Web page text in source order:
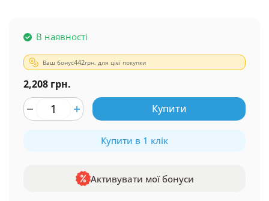
В наявності
Ваш бонус442грн. для цієї покупки
2,208 грн.
Купити
Купити в 1 клік
Активувати мої бонуси